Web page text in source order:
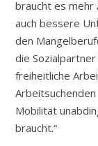
braucht es mehr
auch bessere
den
die
freiheitliche
Mobilität
braucht.“